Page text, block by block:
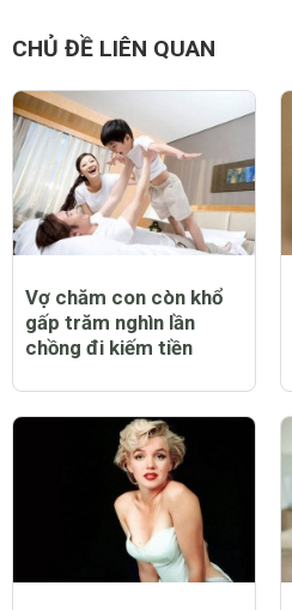
CHỦ ĐỀ LIÊN QUAN
Vợ chăm con còn khổ
gấp trăm nghìn lần
chồng đi kiếm tiền